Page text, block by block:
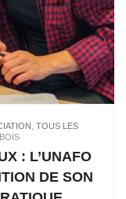
TOUS LES
: L’UNAFO
DE SON